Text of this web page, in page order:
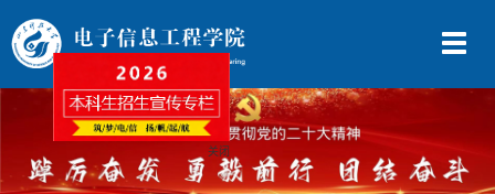
关闭
切
导